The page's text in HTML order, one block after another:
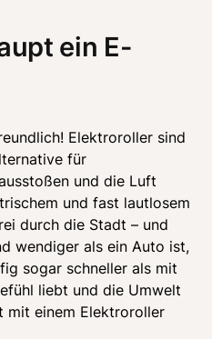
ein E-
Elektroroller sind
für
und die Luft
und fast lautlosem
durch die Stadt – und
wendiger als ein Auto ist,
sogar schneller als mit
liebt und die Umwelt
mit einem Elektroroller